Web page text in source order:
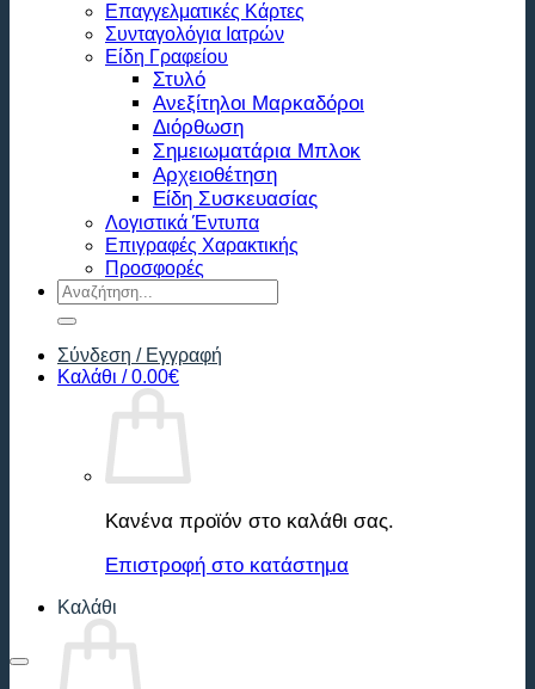
Επαγγελματικές Κάρτες
Συνταγολόγια Ιατρών
Είδη Γραφείου
Στυλό
Ανεξίτηλοι Μαρκαδόροι
Διόρθωση
Σημειωματάρια Μπλοκ
Αρχειοθέτηση
Είδη Συσκευασίας
Λογιστικά Έντυπα
Επιγραφές Χαρακτικής
Προσφορές
Αναζήτηση
για:
Σύνδεση / Εγγραφή
Καλάθι /0.00€
Κανένα προϊόν στο καλάθι σας.
Επιστροφή στο κατάστημα
Καλάθι